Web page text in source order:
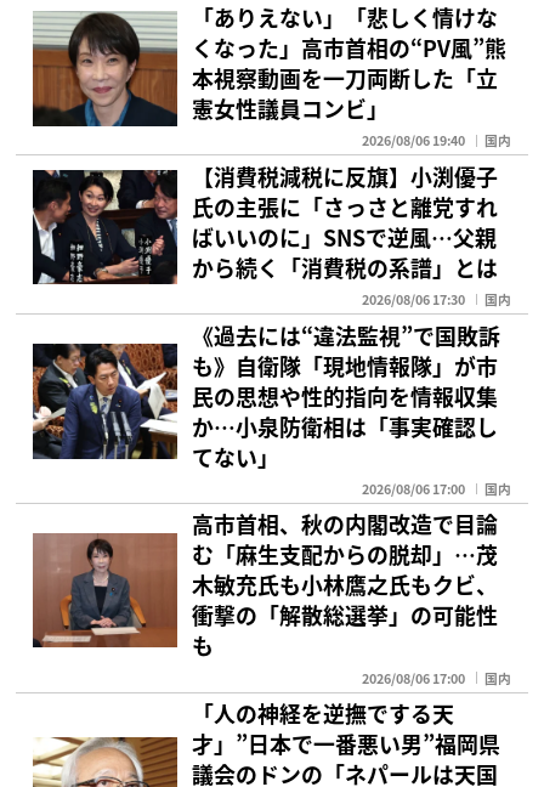
「ありえない」「悲しく情けな
くなった」高市首相の“PV風”熊
本視察動画を一刀両断した「立
憲女性議員コンビ」
2026/08/06 19:40 国内
【消費税減税に反旗】小渕優子
氏の主張に「さっさと離党すれ
ばいいのに」SNSで逆風…父親
から続く「消費税の系譜」とは
2026/08/06 17:30 国内
《過去には“違法監視”で国敗訴
も》自衛隊「現地情報隊」が市
民の思想や性的指向を情報収集
か…小泉防衛相は「事実確認し
てない」
2026/08/06 17:00 国内
高市首相、秋の内閣改造で目論
む「麻生支配からの脱却」…茂
木敏充氏も小林鷹之氏もクビ、
衝撃の「解散総選挙」の可能性
も
2026/08/06 17:00 国内
「人の神経を逆撫でする天
才」”日本で一番悪い男”福岡県
議会のドンの「ネパールは天国